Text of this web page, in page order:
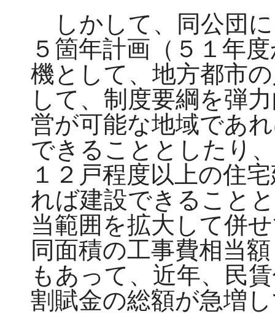
しかして、同公団
５箇年計画（５１年
機として、地方都市
して、制度要綱を弾
営が可能な地域であ
できることとしたり
１２戸程度以上の住
れば建設できること
当範囲を拡大して併
同面積の工事費相当
もあって、近年、民
割賦金の総額が急増